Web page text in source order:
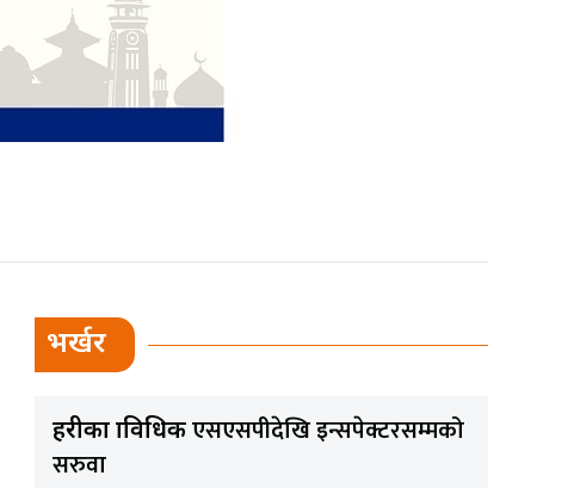
भर्खर
प्रहरीका प्राविधिकएसएसपीदेखि इन्सपेक्टरसम्मको
सरुवा